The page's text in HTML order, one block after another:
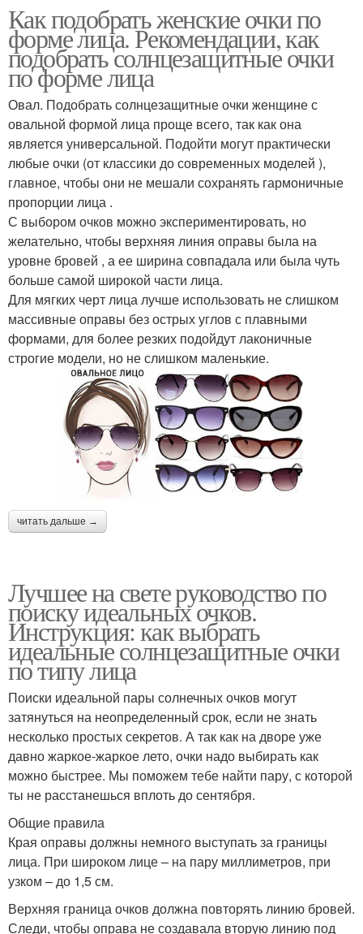
Как подобрать женские очки по
форме лица. Рекомендации, как
подобрать солнцезащитные очки
по форме лица
Овал. Подобрать солнцезащитные очки женщине с
овальной формой лица проще всего, так как она
является универсальной. Подойти могут практически
любые очки (от классики до современных моделей ),
главное, чтобы они не мешали сохранять гармоничные
пропорции лица .
С выбором очков можно экспериментировать, но
желательно, чтобы верхняя линия оправы была на
уровне бровей , а ее ширина совпадала или была чуть
больше самой широкой части лица.
Для мягких черт лица лучше использовать не слишком
массивные оправы без острых углов с плавными
формами, для более резких подойдут лаконичные
строгие модели, но не слишком маленькие.
читать дальше →
Лучшее на свете руководство по
поиску идеальных очков.
Инструкция: как выбрать
идеальные солнцезащитные очки
по типу лица
Поиски идеальной пары солнечных очков могут
затянуться на неопределенный срок, если не знать
несколько простых секретов. А так как на дворе уже
давно жаркое-жаркое лето, очки надо выбирать как
можно быстрее. Мы поможем тебе найти пару, с которой
ты не расстанешься вплоть до сентября.
Общие правила
Края оправы должны немного выступать за границы
лица. При широком лице – на пару миллиметров, при
узком – до 1,5 см.
Верхняя граница очков должна повторять линию бровей.
Следи, чтобы оправа не создавала вторую линию под